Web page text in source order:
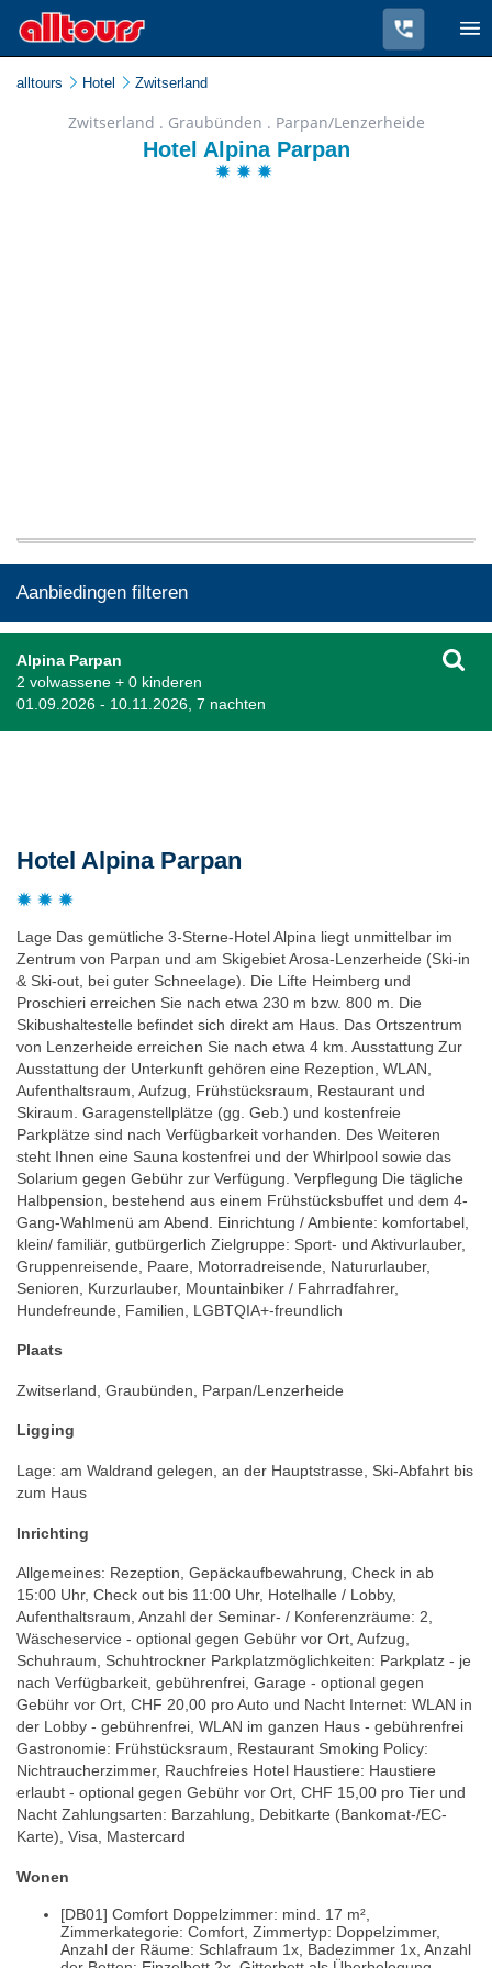
alltours Hotel Zwitserland
Zwitserland . Graubünden . Parpan/Lenzerheide
Hotel Alpina Parpan
Aanbiedingen filteren
Alpina Parpan
2 volwassene + 0 kinderen
01.09.2026 - 10.11.2026, 7 nachten
Hotel Alpina Parpan
Lage Das gemütliche 3-Sterne-Hotel Alpina liegt unmittelbar im
Zentrum von Parpan und am Skigebiet Arosa-Lenzerheide (Ski-in
& Ski-out, bei guter Schneelage). Die Lifte Heimberg und
Proschieri erreichen Sie nach etwa 230 m bzw. 800 m. Die
Skibushaltestelle befindet sich direkt am Haus. Das Ortszentrum
von Lenzerheide erreichen Sie nach etwa 4 km. Ausstattung Zur
Ausstattung der Unterkunft gehören eine Rezeption, WLAN,
Aufenthaltsraum, Aufzug, Frühstücksraum, Restaurant und
Skiraum. Garagenstellplätze (gg. Geb.) und kostenfreie
Parkplätze sind nach Verfügbarkeit vorhanden. Des Weiteren
steht Ihnen eine Sauna kostenfrei und der Whirlpool sowie das
Solarium gegen Gebühr zur Verfügung. Verpflegung Die tägliche
Halbpension, bestehend aus einem Frühstücksbuffet und dem 4-
Gang-Wahlmenü am Abend. Einrichtung / Ambiente: komfortabel,
klein/ familiär, gutbürgerlich Zielgruppe: Sport- und Aktivurlauber,
Gruppenreisende, Paare, Motorradreisende, Natururlauber,
Senioren, Kurzurlauber, Mountainbiker / Fahrradfahrer,
Hundefreunde, Familien, LGBTQIA+-freundlich
Plaats
Zwitserland, Graubünden, Parpan/Lenzerheide
Ligging
Lage: am Waldrand gelegen, an der Hauptstrasse, Ski-Abfahrt bis
zum Haus
Inrichting
Allgemeines: Rezeption, Gepäckaufbewahrung, Check in ab
15:00 Uhr, Check out bis 11:00 Uhr, Hotelhalle / Lobby,
Aufenthaltsraum, Anzahl der Seminar- / Konferenzräume: 2,
Wäscheservice - optional gegen Gebühr vor Ort, Aufzug,
Schuhraum, Schuhtrockner Parkplatzmöglichkeiten: Parkplatz - je
nach Verfügbarkeit, gebührenfrei, Garage - optional gegen
Gebühr vor Ort, CHF 20,00 pro Auto und Nacht Internet: WLAN in
der Lobby - gebührenfrei, WLAN im ganzen Haus - gebührenfrei
Gastronomie: Frühstücksraum, Restaurant Smoking Policy:
Nichtraucherzimmer, Rauchfreies Hotel Haustiere: Haustiere
erlaubt - optional gegen Gebühr vor Ort, CHF 15,00 pro Tier und
Nacht Zahlungsarten: Barzahlung, Debitkarte (Bankomat-/EC-
Karte), Visa, Mastercard
Wonen
[DB01] Comfort Doppelzimmer: mind. 17 m²,
Zimmerkategorie: Comfort, Zimmertyp: Doppelzimmer,
Anzahl der Räume: Schlafraum 1x, Badezimmer 1x, Anzahl